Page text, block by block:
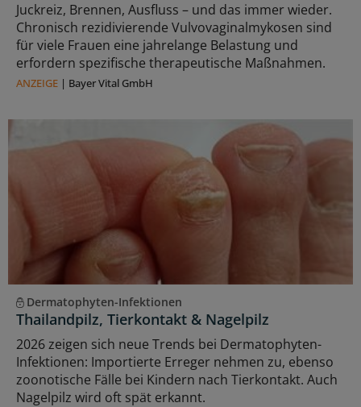
Juckreiz, Brennen, Ausfluss – und das immer wieder.
Chronisch rezidivierende Vulvovaginalmykosen sind
für viele Frauen eine jahrelange Belastung und
erfordern spezifische therapeutische Maßnahmen.
ANZEIGE | Bayer Vital GmbH
Dermatophyten-Infektionen
Thailandpilz, Tierkontakt & Nagelpilz
2026 zeigen sich neue Trends bei Dermatophyten-
Infektionen: Importierte Erreger nehmen zu, ebenso
zoonotische Fälle bei Kindern nach Tierkontakt. Auch
Nagelpilz wird oft spät erkannt.